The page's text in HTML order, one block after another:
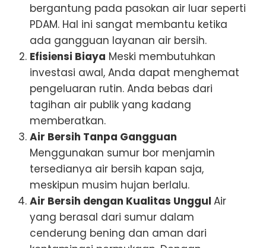
bergantung pada pasokan air luar seperti
PDAM. Hal ini sangat membantu ketika
ada gangguan layanan air bersih.
Efisiensi Biaya Meski membutuhkan
investasi awal, Anda dapat menghemat
pengeluaran rutin. Anda bebas dari
tagihan air publik yang kadang
memberatkan.
Air Bersih Tanpa Gangguan
Menggunakan sumur bor menjamin
tersedianya air bersih kapan saja,
meskipun musim hujan berlalu.
Air Bersih dengan Kualitas Unggul Air
yang berasal dari sumur dalam
cenderung bening dan aman dari